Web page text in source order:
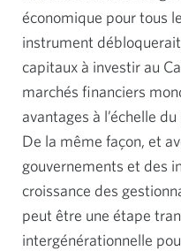
économique pour tous
instrument
capitaux à investir au
marchés financiers
avantages à l’échelle
De la même façon, et
gouvernements et des
croissance des
peut être une étape
intergénérationnelle